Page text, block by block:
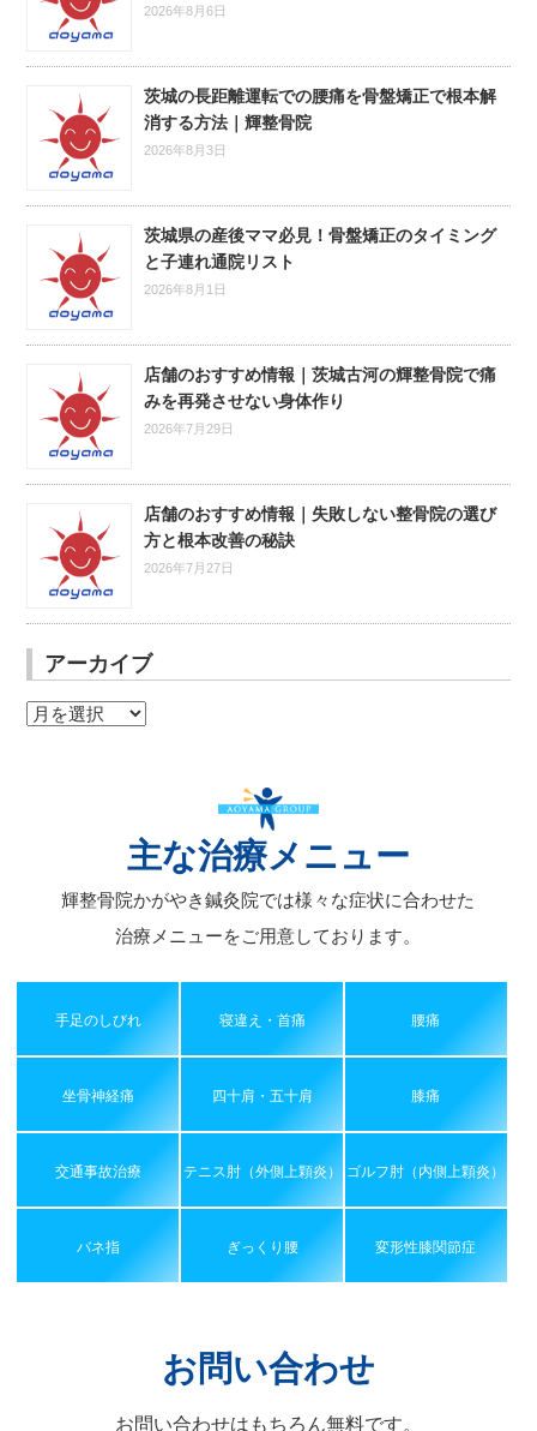
2026年8月6日
茨城の長距離運転での腰痛を骨盤矯正で根本解
消する方法｜輝整骨院
2026年8月3日
茨城県の産後ママ必見！骨盤矯正のタイミング
と子連れ通院リスト
2026年8月1日
店舗のおすすめ情報｜茨城古河の輝整骨院で痛
みを再発させない身体作り
2026年7月29日
店舗のおすすめ情報｜失敗しない整骨院の選び
方と根本改善の秘訣
2026年7月27日
アーカイブ
ア
主な治療メニュー
輝整骨院かがやき鍼灸院では様々な症状に合わせた
治療メニューをご用意しております。
手足のしびれ 寝違え・首痛 腰痛
坐骨神経痛 四十肩・五十肩 膝痛
交通事故治療 テニス肘（外側上顆炎） ゴルフ肘（内側上顆炎）
バネ指 ぎっくり腰 変形性膝関節症
お問い合わせ
お問い合わせはもちろん無料です。